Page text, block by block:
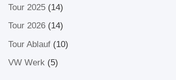
Tour 2025 (14)
Tour 2026 (14)
Tour Ablauf (10)
VW Werk (5)